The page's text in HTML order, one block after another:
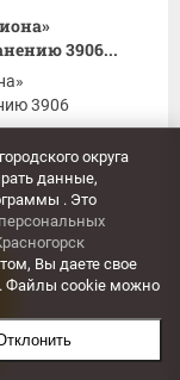
3906...
3906
округа
данные,
. Это
Вы даете свое
Файлы cookie можно